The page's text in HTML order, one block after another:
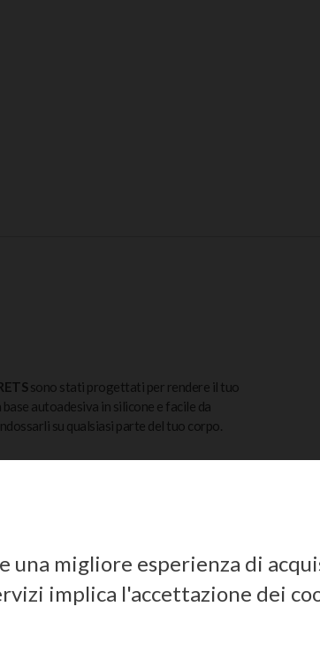
sono stati progettati per rendere il tuo
autoadesiva in silicone e facile da
su qualsiasi parte del tuo corpo.
migliore esperienza di
implica l'accettazione dei